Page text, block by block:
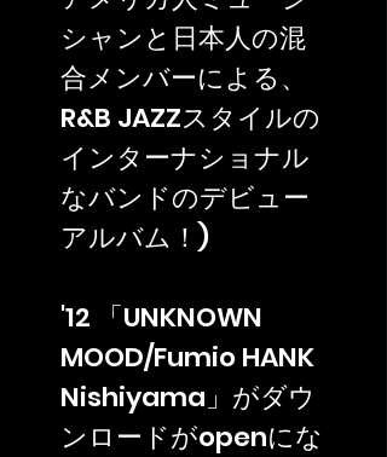
シャンと日本人の混
合メンバーによる、
R&B JAZZスタイルの
インターナショナル
なバンドのデビュー
アルバム！)
'12 「UNKNOWN
MOOD/Fumio HANK
Nishiyama」がダウ
ンロードがopenにな